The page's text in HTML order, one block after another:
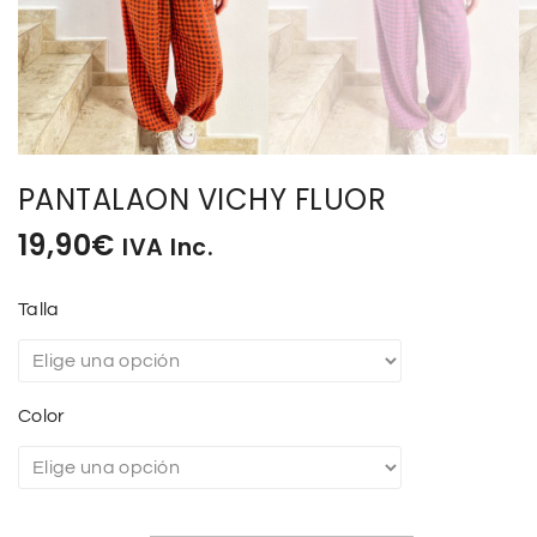
PANTALAON VICHY FLUOR
19,90€ IVA Inc.
Talla
Color